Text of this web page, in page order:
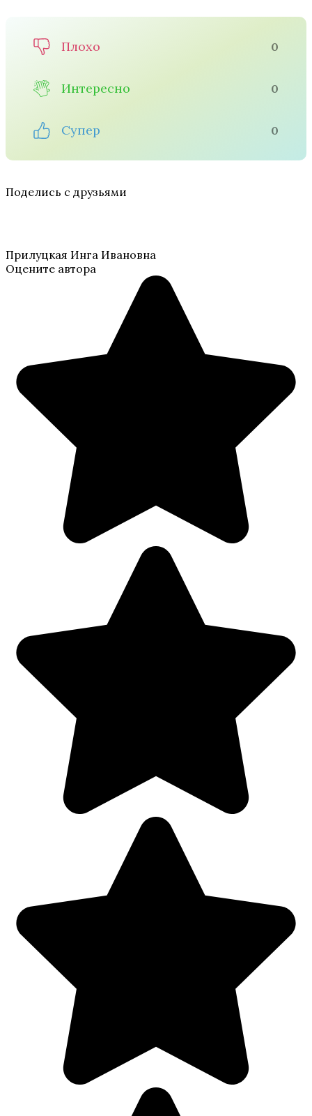
Плохо 0
Интересно 0
Супер 0
Поделись с друзьями
Прилуцкая Инга Ивановна
Оцените автора